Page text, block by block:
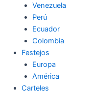
Venezuela
Perú
Ecuador
Colombia
Festejos
Europa
América
Carteles